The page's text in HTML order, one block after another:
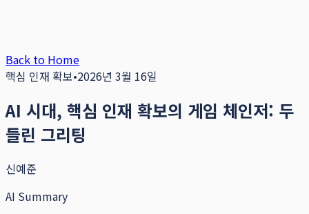
Back to Home
핵심 인재 확보•2026년 3월 16일
AI 시대, 핵심 인재 확보의 게임 체인저: 두
들린 그리팅
신예준
AI Summary